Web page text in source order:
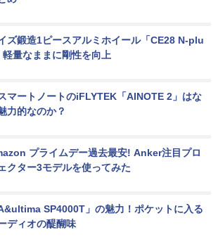
ズ鍛造1ピースアルミホイール「CE28 N-plu
軽量なままに剛性を向上
マートノートのiFLYTEK「AINOTE 2」はな
力的なのか？
プライムデー過去最安! Anker注目プロ
クター3モデルを使ってみた
A&ultima SP4000T」の魅力！ポケットに入る
ディオの醍醐味